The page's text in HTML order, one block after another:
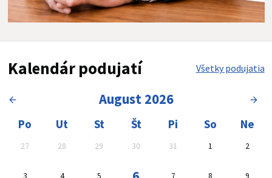
Kalendár podujatí Všetky podujatia
Kalendár, vyberte dátumOblasť výsledkov
August 2026
Po Ut St Št Pi So Ne
27 28 29 30 31 1 2
3 4 5 7 8 9